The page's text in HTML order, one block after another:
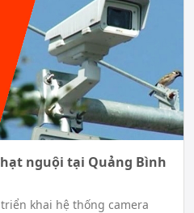
nguội tại Quảng Bình
khai hệ thống camera